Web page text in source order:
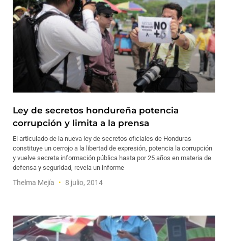
Ley de secretos hondureña potencia
corrupción y limita a la prensa
El articulado de la nueva ley de secretos oficiales de Honduras
constituye un cerrojo a la libertad de expresión, potencia la corrupción
y vuelve secreta información pública hasta por 25 años en materia de
defensa y seguridad, revela un informe
Thelma Mejía 8 julio, 2014